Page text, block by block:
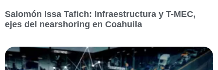
Salomón Issa Tafich: Infraestructura y T-MEC,
ejes del nearshoring en Coahuila